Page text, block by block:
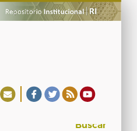
Buscar